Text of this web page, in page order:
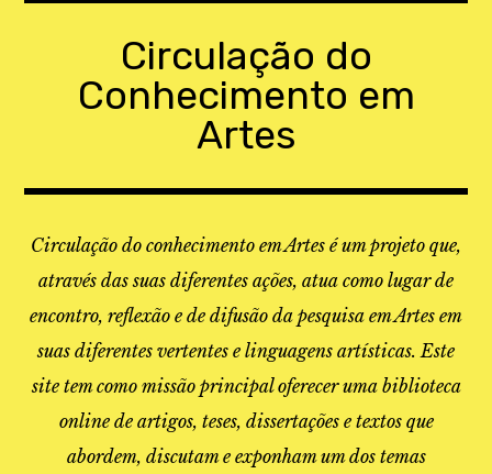
Circulação do
Conhecimento em
Artes
Circulação do conhecimento em Artes é um projeto que,
através das suas diferentes ações, atua como lugar de
encontro, reflexão e de difusão da pesquisa em Artes em
suas diferentes vertentes e linguagens artísticas. Este
site tem como missão principal oferecer uma biblioteca
online de artigos, teses, dissertações e textos que
abordem, discutam e exponham um dos temas